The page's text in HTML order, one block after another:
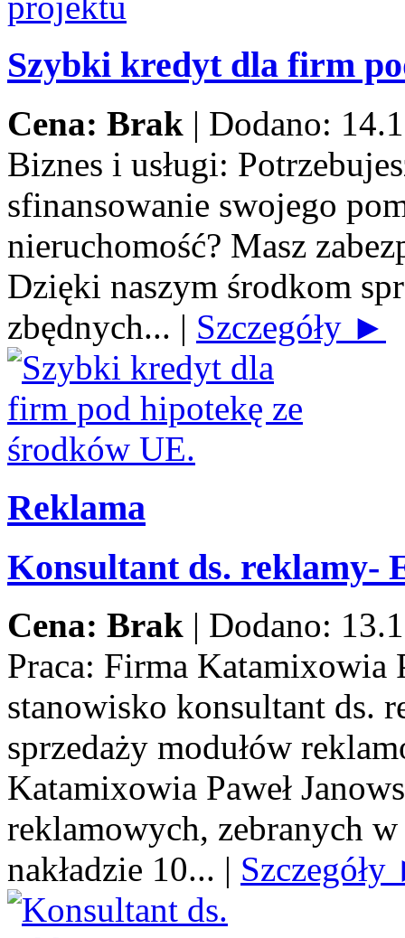
Szybki kredyt dla firm
Cena: Brak | Dodano:
Biznes i usługi:
sfinansowanie swojego
nieruchomość? Masz
Dzięki naszym środkom
zbędnych... | Szczegóły ►
Reklama
Konsultant ds. reklamy-
Cena: Brak | Dodano:
Praca: Firma Katamixowia
stanowisko konsultant ds.
sprzedaży modułów
Katamixowia Paweł
reklamowych, zebranych
nakładzie 10... |